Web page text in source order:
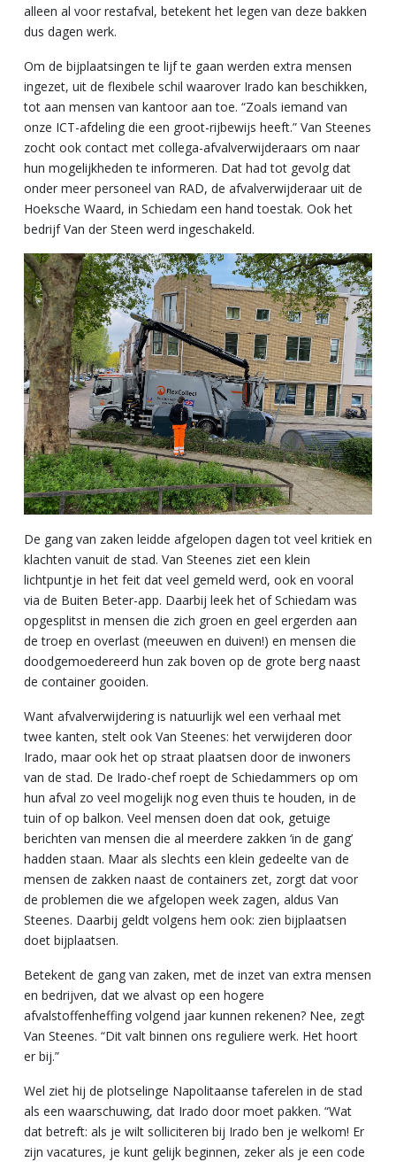
alleen al voor restafval, betekent het legen van deze bakken
dus dagen werk.
Om de bijplaatsingen te lijf te gaan werden extra mensen
ingezet, uit de flexibele schil waarover Irado kan beschikken,
tot aan mensen van kantoor aan toe. “Zoals iemand van
onze ICT-afdeling die een groot-rijbewijs heeft.” Van Steenes
zocht ook contact met collega-afvalverwijderaars om naar
hun mogelijkheden te informeren. Dat had tot gevolg dat
onder meer personeel van RAD, de afvalverwijderaar uit de
Hoeksche Waard, in Schiedam een hand toestak. Ook het
bedrijf Van der Steen werd ingeschakeld.
De gang van zaken leidde afgelopen dagen tot veel kritiek en
klachten vanuit de stad. Van Steenes ziet een klein
lichtpuntje in het feit dat veel gemeld werd, ook en vooral
via de Buiten Beter-app. Daarbij leek het of Schiedam was
opgesplitst in mensen die zich groen en geel ergerden aan
de troep en overlast (meeuwen en duiven!) en mensen die
doodgemoedereerd hun zak boven op de grote berg naast
de container gooiden.
Want afvalverwijdering is natuurlijk wel een verhaal met
twee kanten, stelt ook Van Steenes: het verwijderen door
Irado, maar ook het op straat plaatsen door de inwoners
van de stad. De Irado-chef roept de Schiedammers op om
hun afval zo veel mogelijk nog even thuis te houden, in de
tuin of op balkon. Veel mensen doen dat ook, getuige
berichten van mensen die al meerdere zakken ‘in de gang’
hadden staan. Maar als slechts een klein gedeelte van de
mensen de zakken naast de containers zet, zorgt dat voor
de problemen die we afgelopen week zagen, aldus Van
Steenes. Daarbij geldt volgens hem ook: zien bijplaatsen
doet bijplaatsen.
Betekent de gang van zaken, met de inzet van extra mensen
en bedrijven, dat we alvast op een hogere
afvalstoffenheffing volgend jaar kunnen rekenen? Nee, zegt
Van Steenes. “Dit valt binnen ons reguliere werk. Het hoort
er bij.”
Wel ziet hij de plotselinge Napolitaanse taferelen in de stad
als een waarschuwing, dat Irado door moet pakken. “Wat
dat betreft: als je wilt solliciteren bij Irado ben je welkom! Er
zijn vacatures, je kunt gelijk beginnen, zeker als je een code